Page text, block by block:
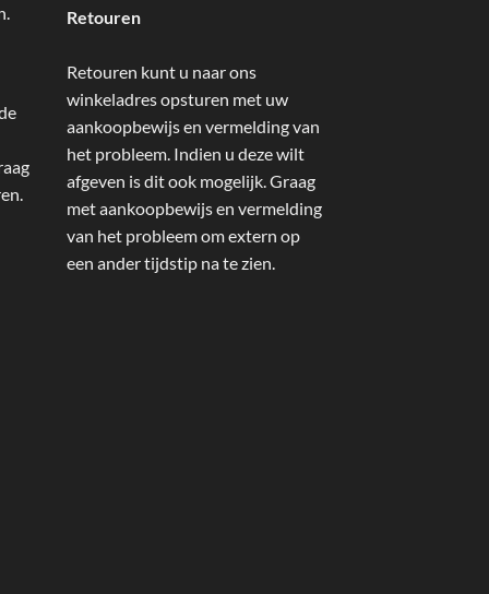
Retouren
Retouren kunt u naar ons
winkeladres opsturen met uw
aankoopbewijs en vermelding van
het probleem. Indien u deze wilt
afgeven is dit ook mogelijk. Graag
met aankoopbewijs en vermelding
van het probleem om extern op
een ander tijdstip na te zien.